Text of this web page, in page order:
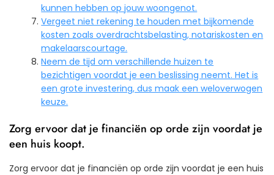
kunnen hebben op jouw woongenot.
Vergeet niet rekening te houden met bijkomende
kosten zoals overdrachtsbelasting, notariskosten en
makelaarscourtage.
Neem de tijd om verschillende huizen te
bezichtigen voordat je een beslissing neemt. Het is
een grote investering, dus maak een weloverwogen
keuze.
Zorg ervoor dat je financiën op orde zijn voordat je
een huis koopt.
Zorg ervoor dat je financiën op orde zijn voordat je een huis